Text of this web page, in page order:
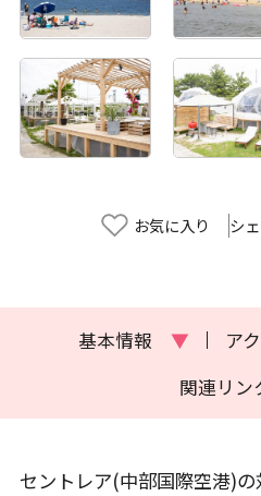
お気に入り シ
基本情報 ▼ ア
関連リン
セントレア(中部国際空港)